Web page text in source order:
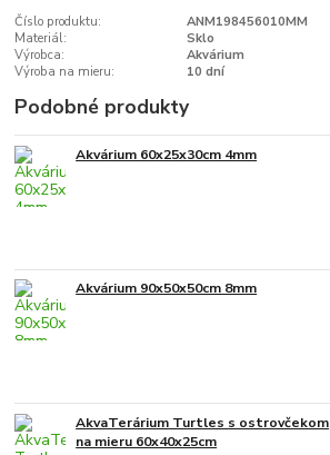
Číslo produktu:
ANM198456010MM
Materiál:
Sklo
Výrobca:
Akvárium
Výroba na mieru:
10 dní
Podobné produkty
Akvárium 60x25x30cm 4mm
Akvárium 90x50x50cm 8mm
AkvaTerárium Turtles s ostrovčekom
na mieru 60x40x25cm